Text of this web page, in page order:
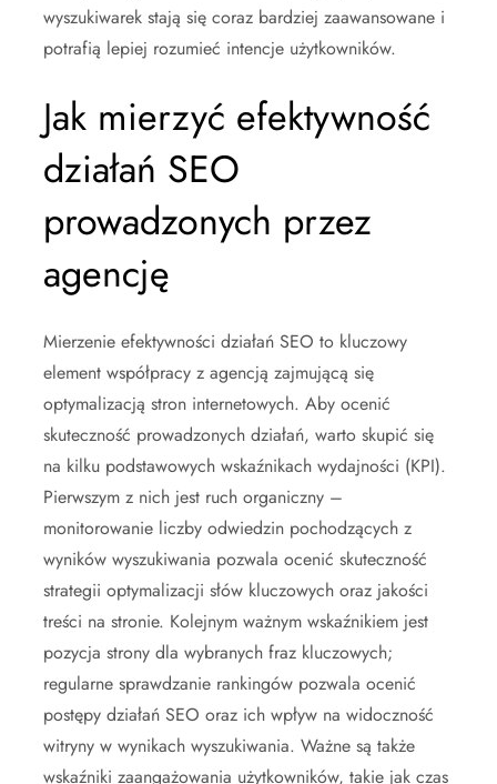
wyszukiwarek stają się coraz bardziej zaawansowane i
potrafią lepiej rozumieć intencje użytkowników.
Jak mierzyć efektywność
działań SEO
prowadzonych przez
agencję
Mierzenie efektywności działań SEO to kluczowy
element współpracy z agencją zajmującą się
optymalizacją stron internetowych. Aby ocenić
skuteczność prowadzonych działań, warto skupić się
na kilku podstawowych wskaźnikach wydajności (KPI).
Pierwszym z nich jest ruch organiczny –
monitorowanie liczby odwiedzin pochodzących z
wyników wyszukiwania pozwala ocenić skuteczność
strategii optymalizacji słów kluczowych oraz jakości
treści na stronie. Kolejnym ważnym wskaźnikiem jest
pozycja strony dla wybranych fraz kluczowych;
regularne sprawdzanie rankingów pozwala ocenić
postępy działań SEO oraz ich wpływ na widoczność
witryny w wynikach wyszukiwania. Ważne są także
wskaźniki zaangażowania użytkowników, takie jak czas